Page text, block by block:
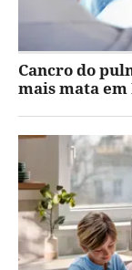
Cancro do
mais mata